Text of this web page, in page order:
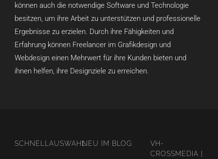
können auch die notwendige Software und Technologie
besitzen, um ihre Arbeit zu unterstützen und professionelle
Ergebnisse zu erzielen. Durch ihre Fähigkeiten und
Erfahrung können Freelancer im Grafikdesign und
Webdesign einen Mehrwert für ihre Kunden bieten und
ihnen helfen, ihre Designziele zu erreichen.
SCHNELLAUSWAHLNEU IM BLOG
VH-
CROSSMEDIA |